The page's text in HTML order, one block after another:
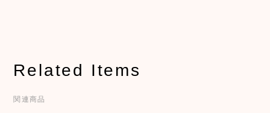
Related Items
関連商品